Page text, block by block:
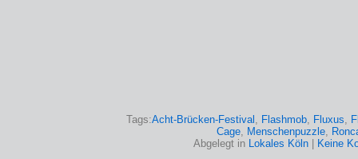
Tags:Acht-Brücken-Festival , Flashmob, Fluxus,
Cage, Menschenpuzzle,
Abgelegt in Lokales Köln| Keine